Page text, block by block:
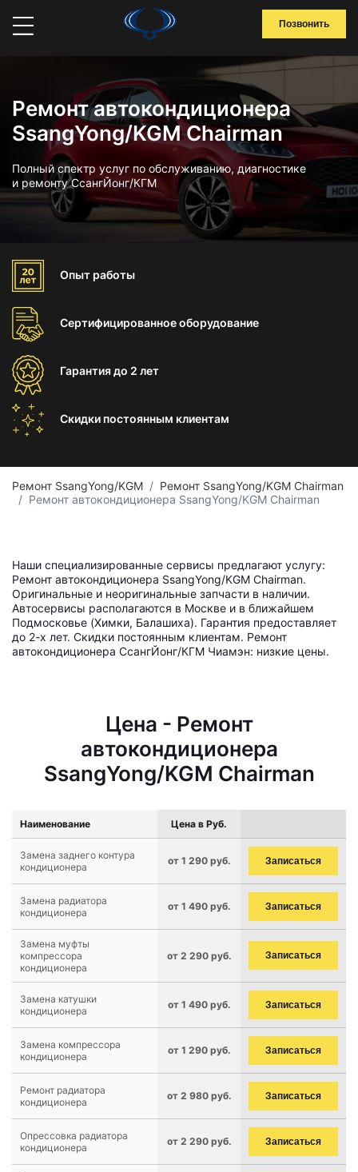
Позвонить
Ремонт автокондиционера
SsangYong/KGM Chairman
Полный спектр услуг по обслуживанию, диагностике
и ремонту СсангЙонг/КГМ
Опыт работы
Сертифицированноеоборудование
Гарантиядо 2 лет
Скидки постоянным клиентам
Ремонт SsangYong/KGM
Ремонт SsangYong/KGM Chairman
Ремонт автокондиционера SsangYong/KGM Chairman
Наши специализированные сервисы предлагают услугу:
Ремонт автокондиционера SsangYong/KGM Chairman.
Оригинальные и неоригинальные запчасти в наличии.
Автосервисы располагаются в Москве и в ближайшем
Подмосковье (Химки, Балашиха). Гарантия предоставляет
до 2-х лет. Скидки постоянным клиентам. Ремонт
автокондиционера СсангЙонг/КГМ Чиамэн: низкие цены.
Цена - Ремонт
автокондиционера
SsangYong/KGM Chairman
Наименование Цена в Руб.
Замена заднего контура
кондиционера
от 1 290 руб. Записаться
Замена радиатора
кондиционера
от 1 490 руб. Записаться
Замена муфты
компрессора
кондиционера
от 2 290 руб. Записаться
Замена катушки
кондиционера
от 1 490 руб. Записаться
Замена компрессора
кондиционера
от 1 290 руб. Записаться
Ремонт радиатора
кондиционера
от 2 980 руб. Записаться
Опрессовка радиатора
кондиционера
от 2 290 руб. Записаться